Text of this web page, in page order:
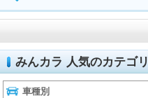
みんカラ 人気のカテゴリ
車種別